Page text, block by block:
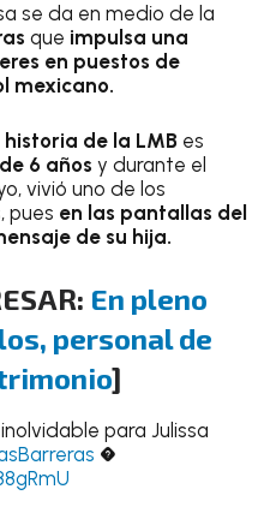
se da en medio de la
que impulsa una
en puestos de
mexicano.
de la LMB es
6 añosy durante el
vivió uno de los
pues en las pantallas del
de su hija.
En pleno
personal de
]
inolvidable para Julissa
�